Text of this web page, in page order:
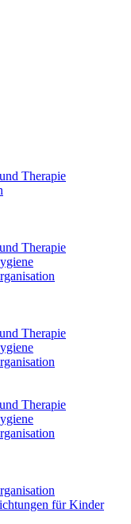
Therapie
Therapie
Therapie
Therapie
für Kinder